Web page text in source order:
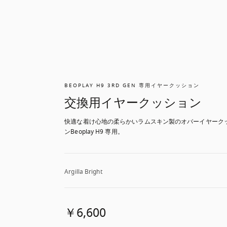
BEOPLAY H9 3RD GEN 専用イヤークッション
交換用イヤークッション
快適な着け心地の柔らかいラムスキン製のオバーイヤーク
ンBeoplay H9 専用。
Argilla Bright
￥6,600